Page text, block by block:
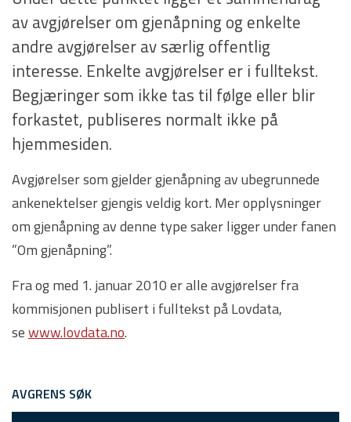
av avgjørelser om gjenåpning og enkelte
andre avgjørelser av særlig offentlig
interesse. Enkelte avgjørelser er i fulltekst.
Begjæringer som ikke tas til følge eller blir
forkastet, publiseres normalt ikke på
hjemmesiden.
Avgjørelser som gjelder gjenåpning av ubegrunnede
ankenektelser gjengis veldig kort. Mer opplysninger
om gjenåpning av denne type saker ligger under fanen
”Om gjenåpning”.
Fra og med 1. januar 2010 er alle avgjørelser fra
kommisjonen publisert i fulltekst på Lovdata,
sewww.lovdata.no.
AVGRENS SØK